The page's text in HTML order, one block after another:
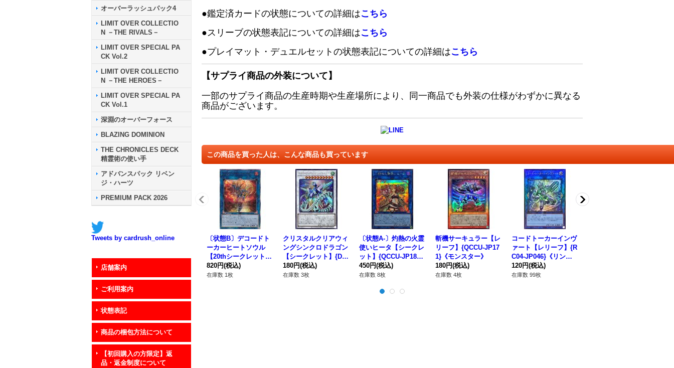
オーバーラッシュパック4
LIMIT OVER COLLECTIO
N －THE RIVALS－
LIMIT OVER SPECIAL PA
CK Vol.2
LIMIT OVER COLLECTIO
N －THE HEROES－
LIMIT OVER SPECIAL PA
CK Vol.1
深淵のオーバーフォース
BLAZING DOMINION
THE CHRONICLES DECK
精霊術の使い手
アドバンスパック リベン
ジ・ハーツ
PREMIUM PACK 2026
Tweets by cardrush_online
店舗案内
ご利用案内
状態表記
商品の梱包方法について
【初回購入の方限定】返
品・返金制度について
●鑑定済カードの状態についての詳細はこちら
●スリーブの状態表記についての詳細はこちら
●プレイマット・デュエルセットの状態表記についての詳細はこちら
【サプライ商品の外装について】
一部のサプライ商品の生産時期や生産場所により、同一商品でも外装の仕様がわずかに異なる
商品がございます。
この商品を買った人は、こんな商品も買っています
〔状態B〕デコードト
ーカーヒートソウル
【20thシークレット】
{LGB1-JP041}《リン
ク》
820円(税込)
在庫数 1枚
クリスタルクリアウィ
ングシンクロドラゴン
【シークレット】{DP
25-JP004}《シンク
ロ》
180円(税込)
在庫数 3枚
〔状態A-〕灼熱の火霊
使いヒータ【シークレ
ット】{QCCU-JP187}
《リンク》
450円(税込)
在庫数 8枚
斬機サーキュラー【レ
リーフ】{QCCU-JP17
1}《モンスター》
180円(税込)
在庫数 4枚
コードトーカーインヴ
ァート【レリーフ】{R
C04-JP046}《リン
ク》
120円(税込)
在庫数 99枚